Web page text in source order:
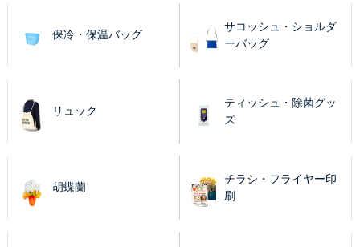
保冷・保温バッグ
サコッシュ・ショルダ
ーバッグ
リュック
ティッシュ・除菌グッ
ズ
胡蝶蘭
チラシ・フライヤー印
刷